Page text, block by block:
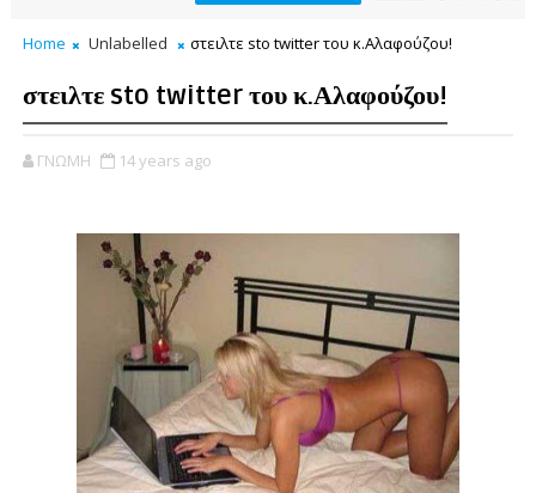
Home Unlabelled στειλτε sto twitter του κ.Αλαφούζου!
στειλτε sto twitter του κ.Αλαφούζου!
ΓΝΩΜΗ 14 years ago